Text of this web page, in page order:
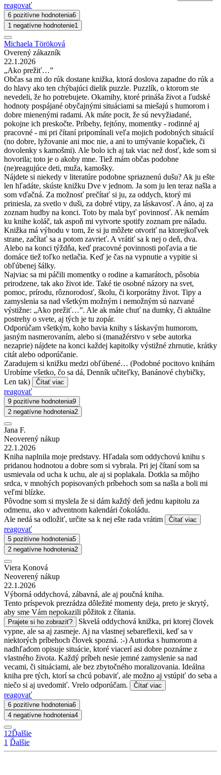
reagovať
6 pozitívne hodnotenia6
1 negatívne hodnotenie1
Michaela Töröková
Overený zákazník
22.1.2026
„Ako prežiť…”
Občas sa mi do rúk dostane knižka, ktorá doslova zapadne do rúk a
do hlavy ako ten chýbajúci dielik puzzle. Puzzlík, o ktorom ste
nevedeli, že ho potrebujete. Okamihy, ktoré prináša život a ľudské
hodnoty pospájané obyčajnými situáciami sa miešajú s humorom i
dobre mienenými radami. Ak máte pocit, že sú nevyžiadané,
pokojne ich preskočte. Príbehy, fejtóny, momentky - rodinné aj
pracovné - mi pri čítaní pripomínali veľa mojich podobných situácií
(no dobre, lyžovanie ani moc nie, a ani to umývanie kopačiek, či
dovolenky s kamošmi). Ale bolo ich aj tak viac než dosť, kde som si
hovorila; toto je o akoby mne. Tiež mám občas podobne
(ne)reagujúce deti, muža, kamošky.
Nájdete si niekedy v literatúre podobne spriaznenú dušu? Ak ju ešte
len hľadáte, skúste knižku Dve v jednom. Ja som ju len teraz našla a
som vďačná. Za možnosť prečítať si ju, za oddych, ktorý mi
priniesla, za svetlo v duši, za dobré vtipy, za láskavosť. A áno, aj za
zoznam hudby na konci. Toto by mala byť povinnosť. Ak nemám
ku knihe koláč, tak aspoň mi vytvorte spotify zoznam pre náladu.
Knižka má výhodu v tom, že si ju môžete otvoriť na ktorejkoľvek
strane, začítať sa a potom zavrieť. A vrátiť sa k nej o deň, dva.
Alebo na konci týždňa, keď pracovné povinnosti poľavia a tie
domáce tiež toľko netlačia. Keď je čas na vypnutie a vypitie si
obľúbenej šálky.
Najviac sa mi páčili momentky o rodine a kamarátoch, pôsobia
prirodzene, tak ako život ide. Také tie osobné názory na svet,
pomoc, prírodu, rôznorodosť, školu, či korporátny život. Tipy a
zamyslenia sa nad všetkým možným i nemožným sú nazvané
výstižne: „Ako prežiť…”. Ale ak máte chuť na dumky, či aktuálne
postrehy o svete, aj tých je tu zopár.
Odporúčam všetkým, koho bavia knihy s láskavým humorom,
jasným nasmerovaním, alebo si (manažérstvo v sebe autorka
nezaprie) nájdete na konci každej kapitolky výstižné zhrnutie, krátky
citát alebo odporúčanie.
Zaradujem si knižku medzi obľúbené… (Podobné pocitovo knihám
Urobíme všetko, čo sa dá, Denník učiteľky, Banánové chybičky,
Len tak)
Čítať viac
reagovať
9 pozitívne hodnotenia9
2 negatívne hodnotenia2
Jana F.
Neoverený nákup
22.1.2026
Kniha naplnila moje predstavy. Hľadala som oddychovú knihu s
pridanou hodnotou a dobre som si vybrala. Pri jej čítaní som sa
usmievala od ucha k uchu, ale aj si poplakala. Dotkla sa môjho
srdca, v mnohých popisovaných príbehoch som sa našla a boli mi
veľmi blízke.
Pôvodne som si myslela že si dám každý deň jednu kapitolu za
odmenu, ako v adventnom kalendári čokoládu.
Ale nedá sa odložiť, určite sa k nej ešte rada vrátim
Čítať viac
reagovať
5 pozitívne hodnotenia5
2 negatívne hodnotenia2
Viera Konová
Neoverený nákup
22.1.2026
Výborná oddychová, zábavná, ale aj poučná kniha.
Tento príspevok prezrádza dôležité momenty deja, preto je skrytý,
aby sme Vám nepokazili pôžitok z čítania.
Prajete si ho zobraziť?
Skvelá oddychová knižka, pri ktorej človek
vypne, ale sa aj zasmeje. Aj na vlastnej sebareflexii, keď sa v
niektorých príbehoch človek spozná. :-) Autorka s humorom a
nadhľadom opisuje situácie, ktoré viacerí asi dobre poznáme z
vlastného života. Každý príbeh nesie jemné zamyslenie sa nad
vecami, či situáciami, ale bez zbytočného moralizovania. Ideálna
kniha pre tých, ktorí sa chcú pobaviť, ale možno aj vstúpiť do seba a
niečo si aj uvedomiť. Vrelo odporúčam.
Čítať viac
reagovať
6 pozitívne hodnotenia6
4 negatívne hodnotenia4
1 2Ďalšie
1 Ďalšie